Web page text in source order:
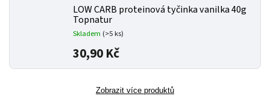
LOW CARB proteinová tyčinka vanilka 40g
Topnatur
Skladem (>5 ks)
30,90 Kč
Zobrazit více produktů